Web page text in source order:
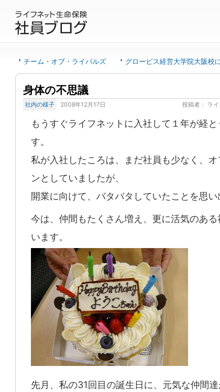
チーム・オブ・ライバルズ グロービス経営大学院大阪校
身体の不思議
社内の様子 2008年12月17日 投稿者： ラ
もうすぐライフネットに入社して１年が経
す。
私が入社したころは、まだ社員も少なく、
ンとしていましたが、
開業に向けて、バタバタしていたことを思
今は、仲間もたくさん増え、更に活気のあ
います。
先月、私の31回目の誕生日に、元気な仲間